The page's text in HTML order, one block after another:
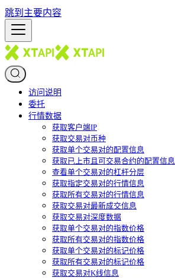
跳到主要内容
访问说明
委托
行情数据
获取客户端IP
获取交易对币种
获取单个交易对的配置信息
获取已上市且可交易合约的配置信息
查看单个交易对的杠杆分层
获取指定交易对的行情信息
获取所有交易对的行情信息
获取交易对最新成交信息
获取交易对深度数据
获取单个交易对的指数价格
获取所有交易对的指数价格
获取单个交易对的标记价格
获取所有交易对的标记价格
获取交易对K线信息